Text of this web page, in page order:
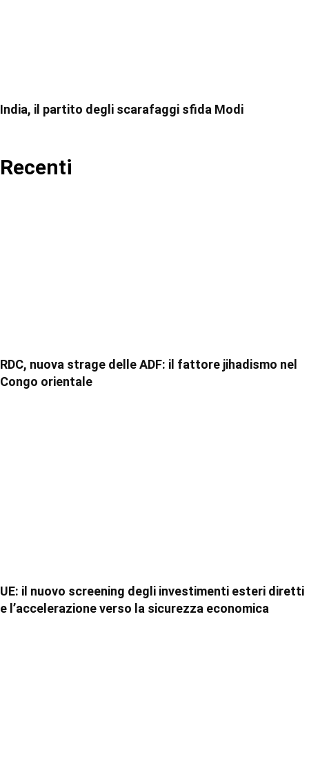
India, il partito degli scarafaggi sfida Modi
Recenti
RDC, nuova strage delle ADF: il fattore jihadismo nel
Congo orientale
UE: il nuovo screening degli investimenti esteri diretti
e l’accelerazione verso la sicurezza economica